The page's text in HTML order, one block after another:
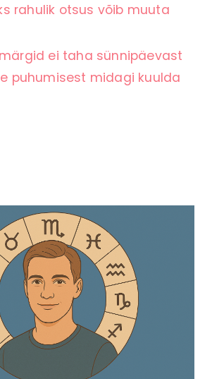
rahulik otsus võib muuta
ei taha sünnipäevast
puhumisest midagi kuulda